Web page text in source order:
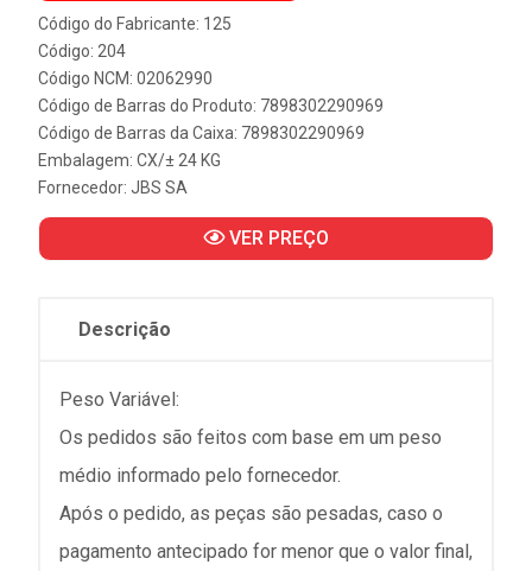
Código do Fabricante: 125
Código: 204
Código NCM: 02062990
Código de Barras do Produto: 7898302290969
Código de Barras da Caixa: 7898302290969
Embalagem: CX/± 24 KG
Fornecedor: JBS SA
VER PREÇO
Descrição
Peso Variável:
Os pedidos são feitos com base em um peso
médio informado pelo fornecedor.
Após o pedido, as peças são pesadas, caso o
pagamento antecipado for menor que o valor final,